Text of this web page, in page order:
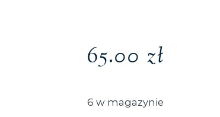
65.00 zł
6 w magazynie